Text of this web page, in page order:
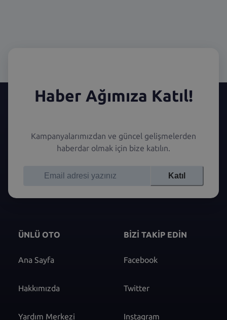
Haber Ağımıza Katıl!
Kampanyalarımızdan ve güncel gelişmelerden
haberdar olmak için bize katılın.
Katıl
ÜNLÜ OTO
Ana Sayfa
Hakkımızda
Yardım Merkezi
BİZİ TAKİP EDİN
Facebook
Twitter
Instagram